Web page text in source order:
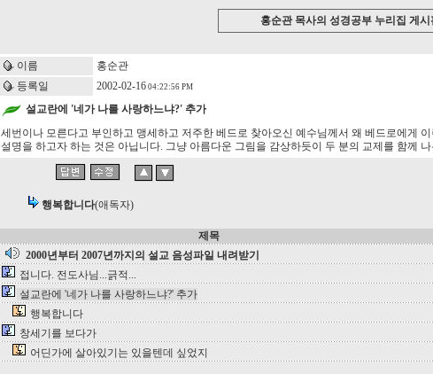
홍순관 목사의 성경공부 누리집 게시
이름
홍순관
등록일
2002-02-16 04:22:56 PM
설교란에 '네가 나를 사랑하느냐?' 추가
세번이나 모른다고 부인하고 맹세하고 저주한 베드로 찾아오신 예수님께서 왜 베드로에게
설명을 하고자 하는 것은 아닙니다. 그냥 아름다운 그림을 감상하듯이 두 분의 교제를 함께
행복합니다(애독자)
제목
2000년부터 2007년까지의 설교 음성파일 내려받기
접니다. 전도사님...긁적...
설교란에 '네가 나를 사랑하느냐?' 추가
행복합니다
창세기를 보다가
어딘가에 살아있기는 있을텐데 싶었지